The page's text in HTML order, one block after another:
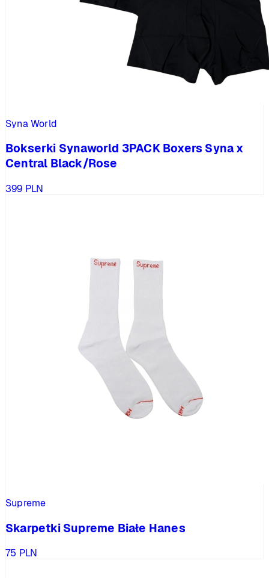
Syna World
Bokserki Synaworld 3PACK Boxers Syna x
Central Black/Rose
399 PLN
Supreme
Skarpetki Supreme Białe Hanes
75 PLN